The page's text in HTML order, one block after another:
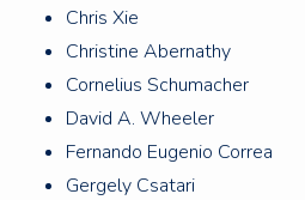
Chris Xie
Christine Abernathy
Cornelius Schumacher
David A. Wheeler
Fernando Eugenio Correa
Gergely Csatari